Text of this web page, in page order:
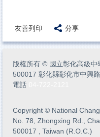
友善列印 分享
版權所有 © 國立彰化高級中
500017 彰化縣彰化市中興
電話
Copyright © National
No. 78, Zhongxing Rd.,
500017 , Taiwan (R.O.C.)